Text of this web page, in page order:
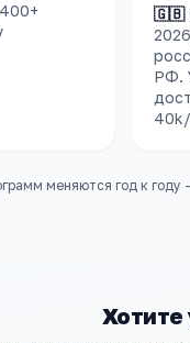
🇬🇧
РФ.
меняются год к
Хотите